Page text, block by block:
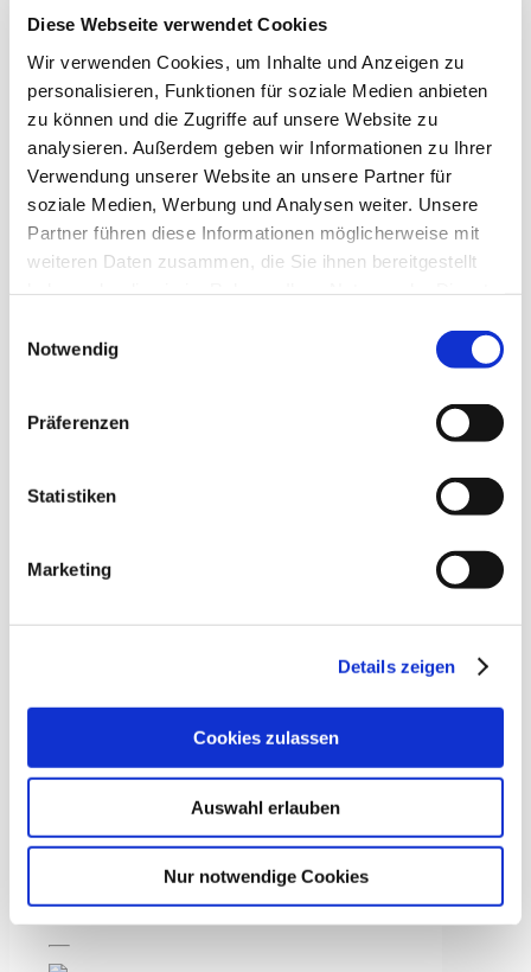
Diese Webseite verwendet Cookies
Wir verwenden Cookies, um Inhalte und Anzeigen zu
personalisieren, Funktionen für soziale Medien anbieten
zu können und die Zugriffe auf unsere Website zu
analysieren. Außerdem geben wir Informationen zu Ihrer
Verwendung unserer Website an unsere Partner für
soziale Medien, Werbung und Analysen weiter. Unsere
Partner führen diese Informationen möglicherweise mit
weiteren Daten zusammen, die Sie ihnen bereitgestellt
Notwendig
Präferenzen
Statistiken
Marketing
Details zeigen
Cookies zulassen
Auswahl erlauben
Nur notwendige Cookies
Zusätzlich bieten wir Ihnen
natürlich auch die Installation,
Wartung und Reparatur von
Kabelfernsehanlage sowie DVB-T
Antennen an.
Mitarbeiter
gesucht
Elektroinstallateur
(m/w/d)
Fachrichtung
zum
(m/w/d)
Gebäudetechnik
Informationen
Jobs/Karriere